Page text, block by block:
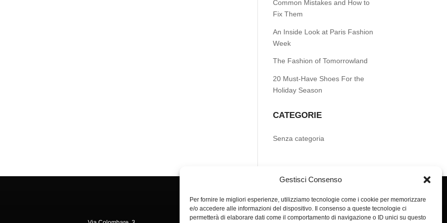
Gestisci Consenso
Per fornire le migliori esperienze, utilizziamo tecnologie come i cookie per memorizzare
e/o accedere alle informazioni del dispositivo. Il consenso a queste tecnologie ci
permetterà di elaborare dati come il comportamento di navigazione o ID unici su questo
Common Mistakes and How to
Fix Them
An Inside Look at Paris Fashion
Week
The Fashion of Tomorrowland
20 Must-Have Shoes For the
Holiday Season
CATEGORIE
Senza categoria